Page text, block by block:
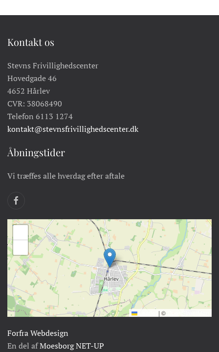
Kontakt os
Stevns Frivillighedscenter
Hovedgade 46
4652 Hårlev
CVR: 38068490
Telefon 6113 1274
kontakt@stevnsfrivillighedscenter.dk
Åbningstider
Vi træffes alle hverdag efter aftale
| ©
Forfra Webdesign
En del afMoesborg NET-UP